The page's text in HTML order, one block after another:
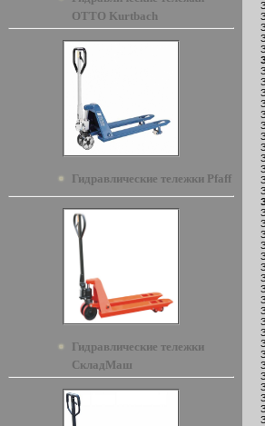
OTTO Kurtbach
Гидравлические тележки Pfaff
Гидравлические тележки
СкладМаш